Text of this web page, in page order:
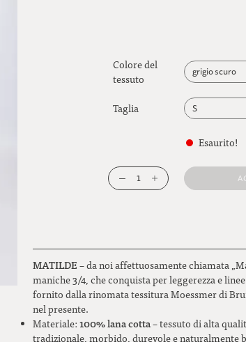
Colore del
tessuto
grigio scuro
grigio scuro
marrone
blu fiordaliso
blu
melanzana
Taglia
S
L
Esaurito!
1
MATILDE– da noi affettuosamente chiamata
maniche 3/4, che conquista per leggerezza e
fornito dalla rinomata tessitura Moessmer di
nel presente.
Materiale:100% lana cotta– tessuto di alta
tradizionale, morbido, durevole e naturalmente